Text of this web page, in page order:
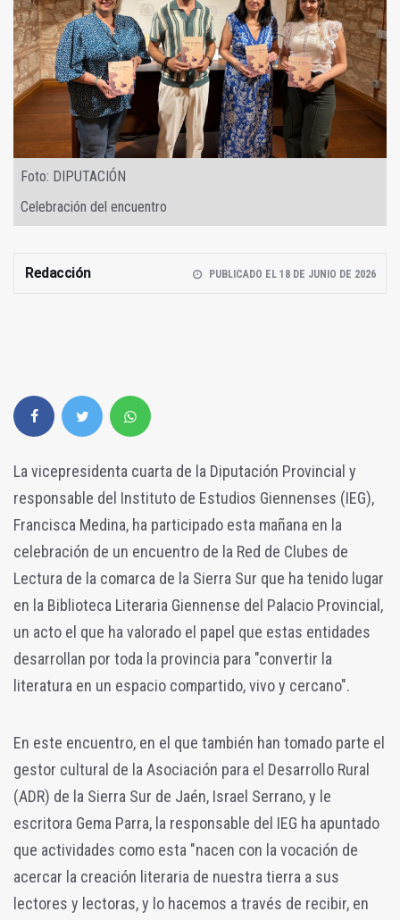
Foto: DIPUTACIÓN
Celebración del encuentro
Redacción PUBLICADO EL 18 DE JUNIO DE 2026
La vicepresidenta cuarta de la Diputación Provincial y
responsable del Instituto de Estudios Giennenses (IEG),
Francisca Medina, ha participado esta mañana en la
celebración de un encuentro de la Red de Clubes de
Lectura de la comarca de la Sierra Sur que ha tenido lugar
en la Biblioteca Literaria Giennense del Palacio Provincial,
un acto el que ha valorado el papel que estas entidades
desarrollan por toda la provincia para "convertir la
literatura en un espacio compartido, vivo y cercano".
En este encuentro, en el que también han tomado parte el
gestor cultural de la Asociación para el Desarrollo Rural
(ADR) de la Sierra Sur de Jaén, Israel Serrano, y le
escritora Gema Parra, la responsable del IEG ha apuntado
que actividades como esta "nacen con la vocación de
acercar la creación literaria de nuestra tierra a sus
lectores y lectoras, y lo hacemos a través de recibir, en